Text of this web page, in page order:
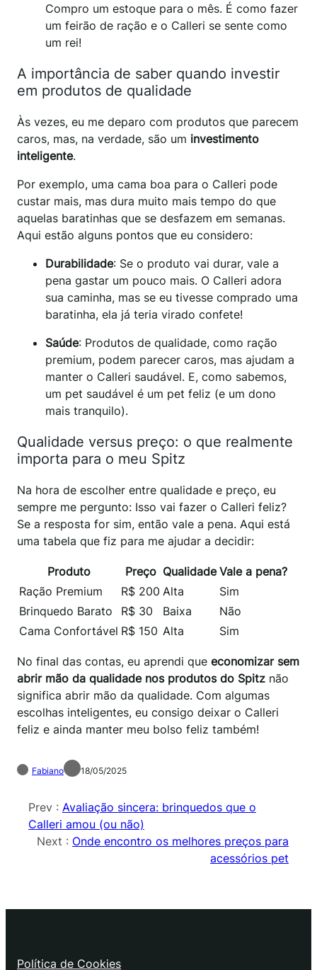
Compro um estoque para o mês. É como fazer
um feirão de ração e o Calleri se sente como
um rei!
A importância de saber quando investir
em produtos de qualidade
Às vezes, eu me deparo com produtos que parecem
caros, mas, na verdade, são um investimento
inteligente.
Por exemplo, uma cama boa para o Calleri pode
custar mais, mas dura muito mais tempo do que
aquelas baratinhas que se desfazem em semanas.
Aqui estão alguns pontos que eu considero:
Durabilidade: Se o produto vai durar, vale a
pena gastar um pouco mais. O Calleri adora
sua caminha, mas se eu tivesse comprado uma
baratinha, ela já teria virado confete!
Saúde: Produtos de qualidade, como ração
premium, podem parecer caros, mas ajudam a
manter o Calleri saudável. E, como sabemos,
um pet saudável é um pet feliz (e um dono
mais tranquilo).
Qualidade versus preço: o que realmente
importa para o meu Spitz
Na hora de escolher entre qualidade e preço, eu
sempre me pergunto: Isso vai fazer o Calleri feliz?
Se a resposta for sim, então vale a pena. Aqui está
uma tabela que fiz para me ajudar a decidir:
Produto Preço Qualidade Vale a pena?
Ração Premium
R$ 200 Alta
Sim
Brinquedo Barato
R$ 30 Baixa
Não
Cama Confortável R$ 150 Alta Sim
No final das contas, eu aprendi que economizar sem
abrir mão da qualidade nos produtos do Spitz não
significa abrir mão da qualidade. Com algumas
escolhas inteligentes, eu consigo deixar o Calleri
feliz e ainda manter meu bolso feliz também!
Fabiano 18/05/2025
Prev : Avaliação sincera: brinquedos que o
Calleri amou (ou não)
Next : Onde encontro os melhores preços para
acessórios pet
Política de Cookies